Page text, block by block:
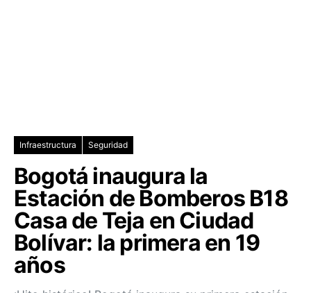
Infraestructura Seguridad
Bogotá inaugura la
Estación de Bomberos B18
Casa de Teja en Ciudad
Bolívar: la primera en 19
años